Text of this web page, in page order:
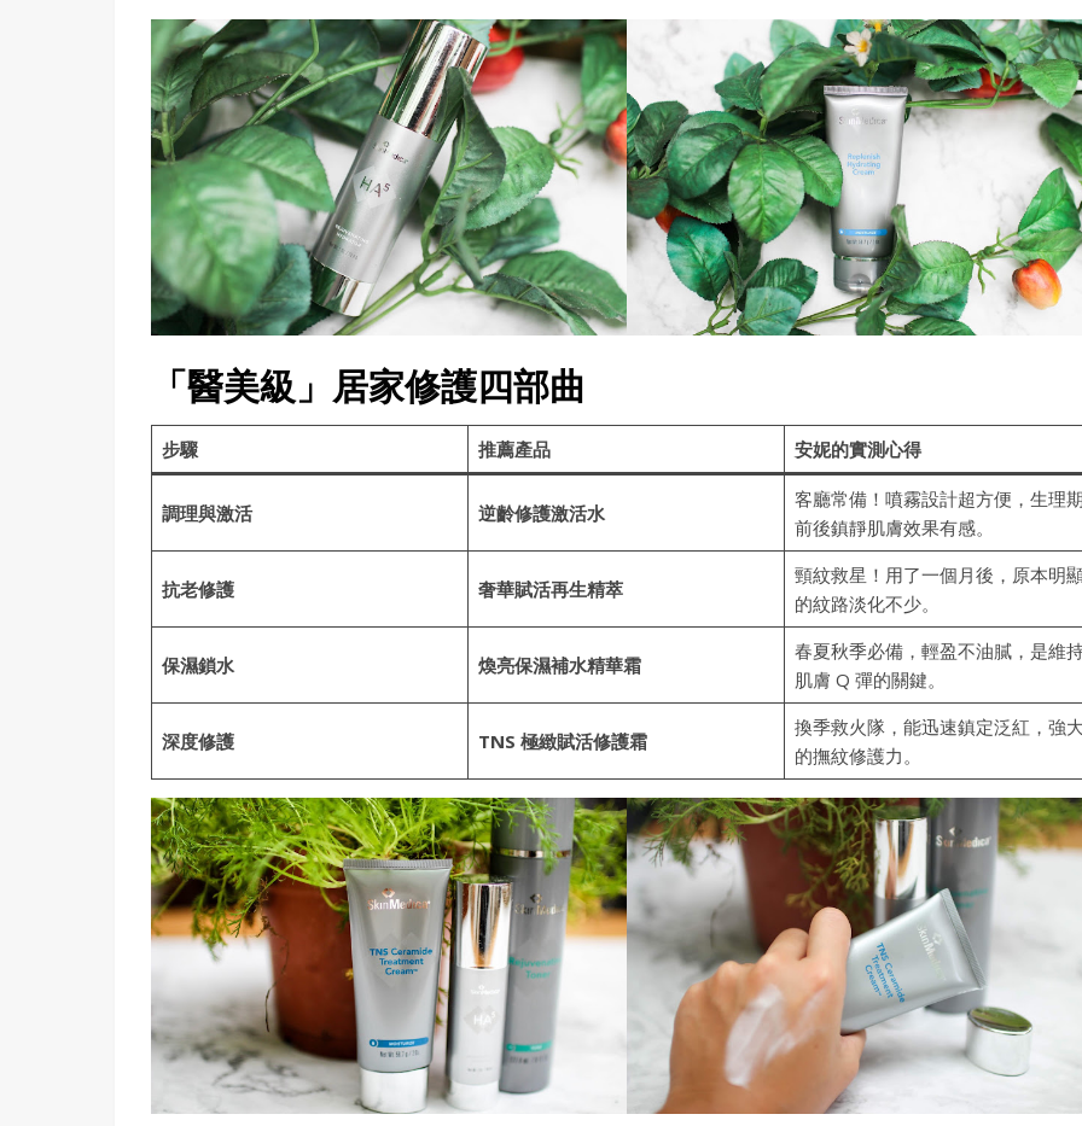
「醫美級」居家修護四部曲
步驟 推薦產品 安妮的實測心得
調理與激活 逆齡修護激活水
客廳常備！噴霧設計超方便，生理
前後鎮靜肌膚效果有感。
抗老修護 奢華賦活再生精萃
頸紋救星！用了一個月後，原本明
的紋路淡化不少。
保濕鎖水 煥亮保濕補水精華霜
春夏秋季必備，輕盈不油膩，是維
肌膚 Q 彈的關鍵。
深度修護 TNS 極緻賦活修護霜
換季救火隊，能迅速鎮定泛紅，強
的撫紋修護力。